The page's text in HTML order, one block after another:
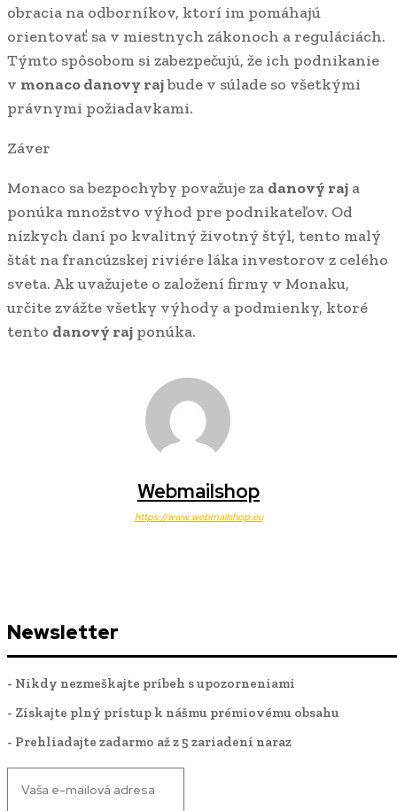
obracia na odborníkov, ktorí im pomáhajú
orientovať sa v miestnych zákonoch a reguláciách.
Týmto spôsobom si zabezpečujú, že ich podnikanie
v monaco danovy rajbude v súlade so všetkými
právnymi požiadavkami.
Záver
Monaco sa bezpochyby považuje za danový raj a
ponúka množstvo výhod pre podnikateľov. Od
nízkych daní po kvalitný životný štýl, tento malý
štát na francúzskej riviére láka investorov z celého
sveta. Ak uvažujete o založení firmy v Monaku,
určite zvážte všetky výhody a podmienky, ktoré
tento danový raj ponúka.
Webmailshop
https://www.webmailshop.eu
Newsletter
- Nikdy nezmeškajte príbeh s upozorneniami
- Získajte plný prístup k nášmu prémiovému obsahu
- Prehliadajte zadarmo až z 5 zariadení naraz